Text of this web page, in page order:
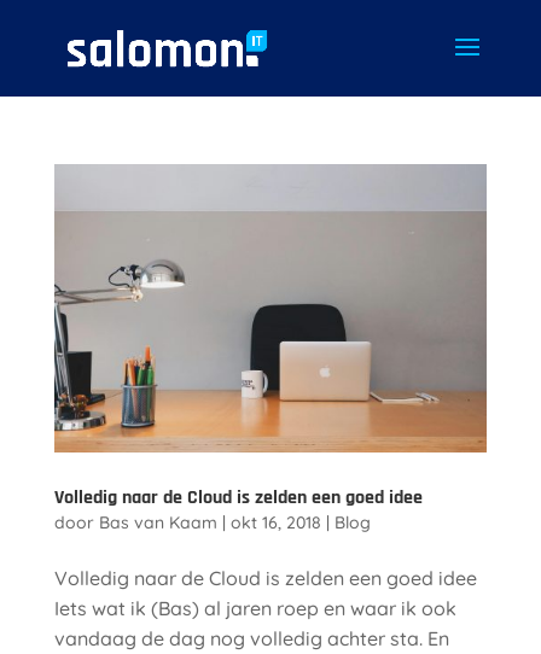
Volledig naar de Cloud is zelden een goed idee
door Bas van Kaam | okt 16, 2018 | Blog
Volledig naar de Cloud is zelden een goed idee
Iets wat ik (Bas) al jaren roep en waar ik ook
vandaag de dag nog volledig achter sta. En